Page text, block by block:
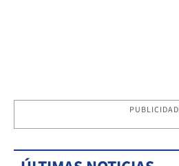
PUBLICIDAD